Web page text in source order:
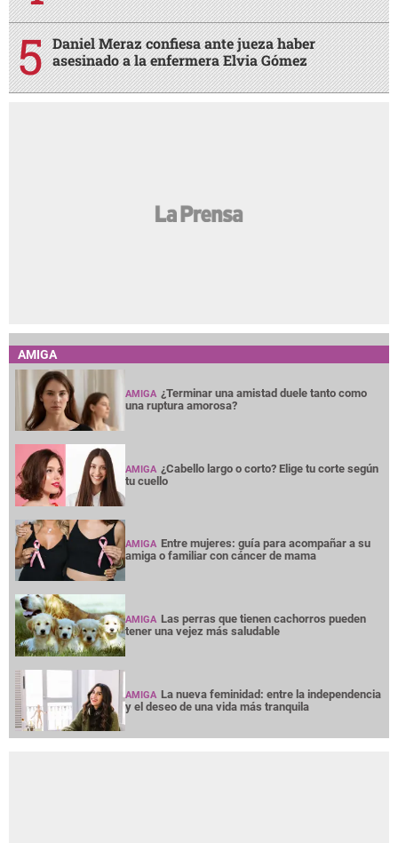
Daniel Meraz confiesa ante jueza haber
asesinado a la enfermera Elvia Gómez
AMIGA
AMIGA ¿Terminar una amistad duele tanto como
una ruptura amorosa?
AMIGA ¿Cabello largo o corto? Elige tu corte según
tu cuello
AMIGA Entre mujeres: guía para acompañar a su
amiga o familiar con cáncer de mama
AMIGA Las perras que tienen cachorros pueden
tener una vejez más saludable
AMIGA La nueva feminidad: entre la independencia
y el deseo de una vida más tranquila